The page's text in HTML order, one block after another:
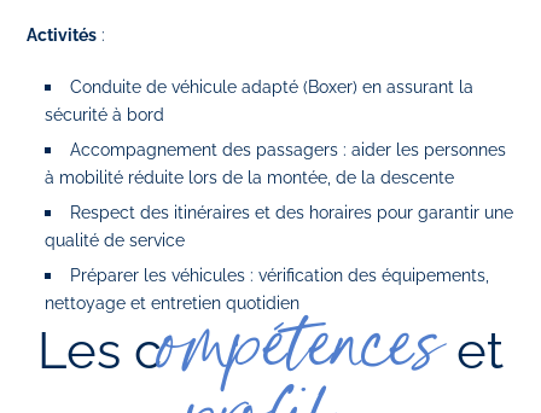
Activités :
Conduite de véhicule adapté (Boxer) en assurant la
sécurité à bord
Accompagnement des passagers : aider les personnes
à mobilité réduite lors de la montée, de la descente
Respect des itinéraires et des horaires pour garantir une
qualité de service
Préparer les véhicules : vérification des équipements,
nettoyage et entretien quotidien
Les compétenceset